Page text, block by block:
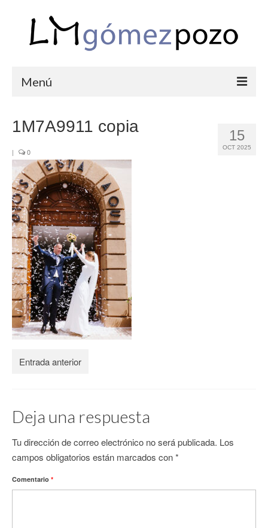
Menú
COMUNIONES
CORPORATIVAS
SEMANA SANTA
BLOG
SOBRE LM
CONTACTO
15
OCT 2025
1M7A9911 copia
| 0
Entrada anterior
Deja una respuesta
Tu dirección de correo electrónico no será publicada. Los
campos obligatorios están marcados con*
Comentario *